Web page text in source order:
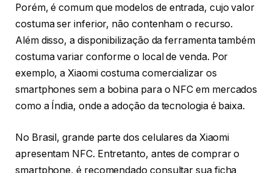
Porém, é comum que modelos de entrada, cujo valor
costuma ser inferior, não contenham o recurso.
Além disso, a disponibilização da ferramenta também
costuma variar conforme o local de venda. Por
exemplo, a Xiaomi costuma comercializar os
smartphones sem a bobina para o NFC em mercados
como a Índia, onde a adoção da tecnologia é baixa.
No Brasil, grande parte dos celulares da Xiaomi
apresentam NFC. Entretanto, antes de comprar o
smartphone, é recomendado consultar sua ficha